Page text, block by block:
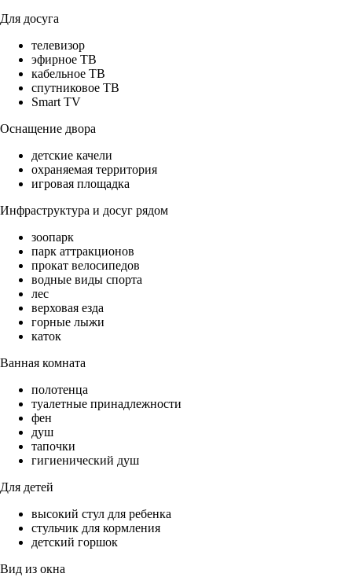
Для досуга
телевизор
эфирное ТВ
кабельное ТВ
спутниковое ТВ
Smart TV
Оснащение двора
детские качели
охраняемая территория
игровая площадка
Инфраструктура и досуг рядом
зоопарк
парк аттракционов
прокат велосипедов
водные виды спорта
лес
верховая езда
горные лыжи
каток
Ванная комната
полотенца
туалетные принадлежности
фен
душ
тапочки
гигиенический душ
Для детей
высокий стул для ребенка
стульчик для кормления
детский горшок
Вид из окна